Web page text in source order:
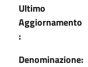
Ultimo
Aggiornamento
:
Denominazione: